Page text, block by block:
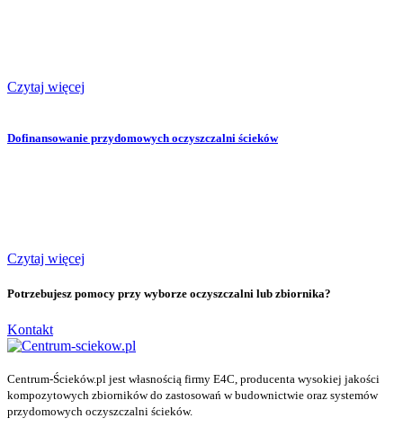
Czytaj więcej
Dofinansowanie przydomowych oczyszczalni ścieków
Czytaj więcej
Potrzebujesz pomocy przy wyborze oczyszczalni lub zbiornika?
Kontakt
Centrum-Ścieków.pl jest własnością firmy E4C, producenta wysokiej jakości
kompozytowych zbiorników do zastosowań w budownictwie oraz systemów
przydomowych oczyszczalni ścieków.